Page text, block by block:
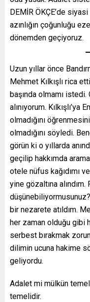
DEMİR ÖKÇE’de
azınlığın çoğunluğu
dönemden geçiyoruz.
Uzun yıllar önce
Mehmet Kılkışlı rica
başında olmamı
alınıyorum.
olmadığını
olmadığını söyledi.
görün ki o yıllarda
geçilip hakkımda arama
otele nüfus kağıdımı
yine gözaltına
bir nezarete atıldım.
her zaman olduğu gibi
serbest bırakmak
dilimin ucuna hakime
geliyordu.
Adalet mi mülkün
temelidir.